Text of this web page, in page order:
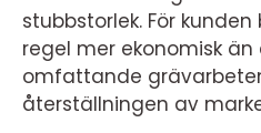
stubbstorlek. För
regel mer ekonomisk
omfattande
återställningen av